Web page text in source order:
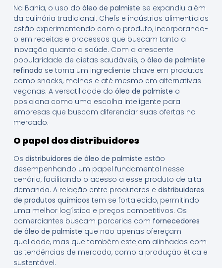
Na Bahia, o uso do óleo de palmiste se expandiu além
da culinária tradicional. Chefs e indústrias alimentícias
estão experimentando com o produto, incorporando-
o em receitas e processos que buscam tanto a
inovação quanto a saúde. Com a crescente
popularidade de dietas saudáveis, o óleo de palmiste
refinado se torna um ingrediente chave em produtos
como snacks, molhos e até mesmo em alternativas
veganas. A versatilidade do óleo de palmiste o
posiciona como uma escolha inteligente para
empresas que buscam diferenciar suas ofertas no
mercado.
O papel dos distribuidores
Os distribuidores de óleo de palmiste estão
desempenhando um papel fundamental nesse
cenário, facilitando o acesso a esse produto de alta
demanda. A relação entre produtores e distribuidores
de produtos químicos tem se fortalecido, permitindo
uma melhor logística e preços competitivos. Os
comerciantes buscam parcerias com fornecedores
de óleo de palmiste que não apenas ofereçam
qualidade, mas que também estejam alinhados com
as tendências de mercado, como a produção ética e
sustentável.